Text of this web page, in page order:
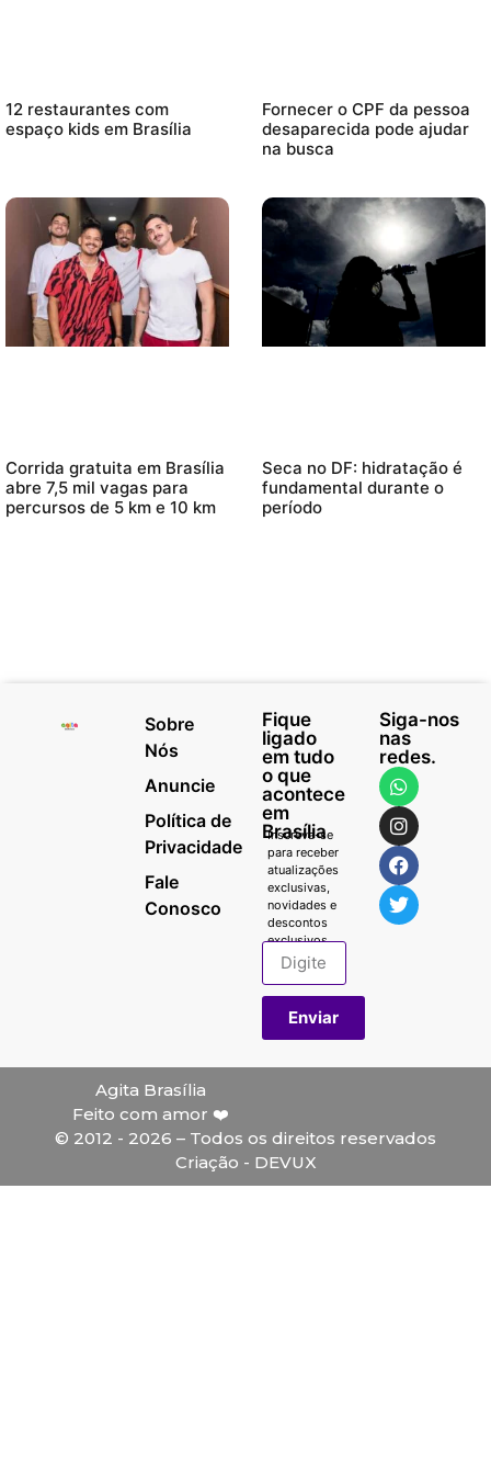
12 restaurantes com
espaço kids em Brasília
Fornecer o CPF da pessoa
desaparecida pode ajudar
na busca
Corrida gratuita em Brasília
abre 7,5 mil vagas para
percursos de 5 km e 10 km
Seca no DF: hidratação é
fundamental durante o
período
Sobre
Nós
Anuncie
Política de
Privacidade
Fale
Conosco
Fique
ligado
em tudo
o que
acontece
em
Brasília
Inscreva-se
para receber
atualizações
exclusivas,
novidades e
descontos
exclusivos.
Enviar
Siga-nos
nas
redes.
Agita Brasília
Feito com amor ❤️
© 2012 - 2026 – Todos os direitos reservados
Criação - DEVUX